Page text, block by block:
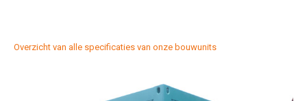
Overzicht van alle specificaties van onze bouwunits